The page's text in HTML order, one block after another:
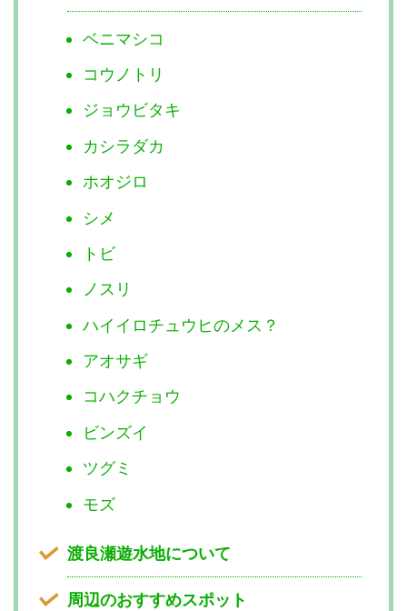
ベニマシコ
コウノトリ
ジョウビタキ
カシラダカ
ホオジロ
シメ
トビ
ノスリ
ハイイロチュウヒのメス？
アオサギ
コハクチョウ
ビンズイ
ツグミ
モズ
渡良瀬遊水地について
周辺のおすすめスポット